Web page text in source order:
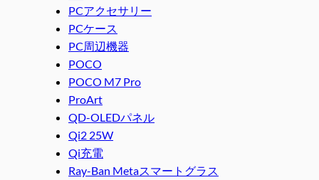
PCアクセサリー
PCケース
PC周辺機器
POCO
POCO M7 Pro
ProArt
QD-OLEDパネル
Qi2 25W
Qi充電
Ray-Ban Metaスマートグラス